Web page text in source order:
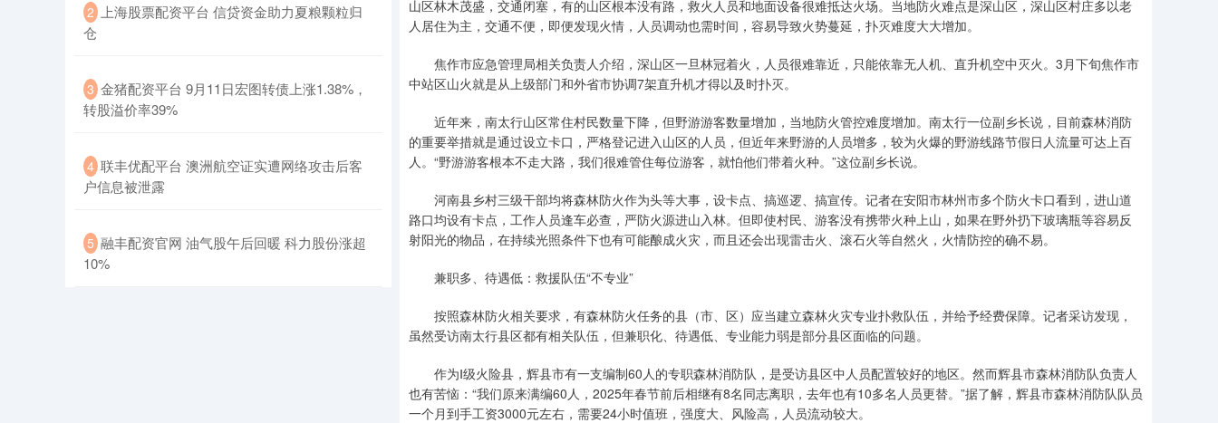
山区林木茂盛，交通闭塞，有的山区根本没有路，救火人员和地面设备很难抵达火场。当地防火难点是深山区，深山区村庄多以老
人居住为主，交通不便，即便发现火情，人员调动也需时间，容易导致火势蔓延，扑灭难度大大增加。
焦作市应急管理局相关负责人介绍，深山区一旦林冠着火，人员很难靠近，只能依靠无人机、直升机空中灭火。3月下旬焦作市
中站区山火就是从上级部门和外省市协调7架直升机才得以及时扑灭。
近年来，南太行山区常住村民数量下降，但野游游客数量增加，当地防火管控难度增加。南太行一位副乡长说，目前森林消防
的重要举措就是通过设立卡口，严格登记进入山区的人员，但近年来野游的人员增多，较为火爆的野游线路节假日人流量可达上百
人。“野游游客根本不走大路，我们很难管住每位游客，就怕他们带着火种。”这位副乡长说。
河南县乡村三级干部均将森林防火作为头等大事，设卡点、搞巡逻、搞宣传。记者在安阳市林州市多个防火卡口看到，进山道
路口均设有卡点，工作人员逢车必查，严防火源进山入林。但即使村民、游客没有携带火种上山，如果在野外扔下玻璃瓶等容易反
射阳光的物品，在持续光照条件下也有可能酿成火灾，而且还会出现雷击火、滚石火等自然火，火情防控的确不易。
兼职多、待遇低：救援队伍“不专业”
按照森林防火相关要求，有森林防火任务的县（市、区）应当建立森林火灾专业扑救队伍，并给予经费保障。记者采访发现，
虽然受访南太行县区都有相关队伍，但兼职化、待遇低、专业能力弱是部分县区面临的问题。
作为Ⅰ级火险县，辉县市有一支编制60人的专职森林消防队，是受访县区中人员配置较好的地区。然而辉县市森林消防队负责人
也有苦恼：“我们原来满编60人，2025年春节前后相继有8名同志离职，去年也有10多名人员更替。”据了解，辉县市森林消防队队员
一个月到手工资3000元左右，需要24小时值班，强度大、风险高，人员流动较大。
2
​上海股票配资平台 信贷资金助力夏粮颗粒归
仓
3 ​金猪配资平台 9月11日宏图转债上涨1.38%，
转股溢价率39%
4 ​联丰优配平台 澳洲航空证实遭网络攻击后客
户信息被泄露
5 ​融丰配资官网 油气股午后回暖 科力股份涨超
10%